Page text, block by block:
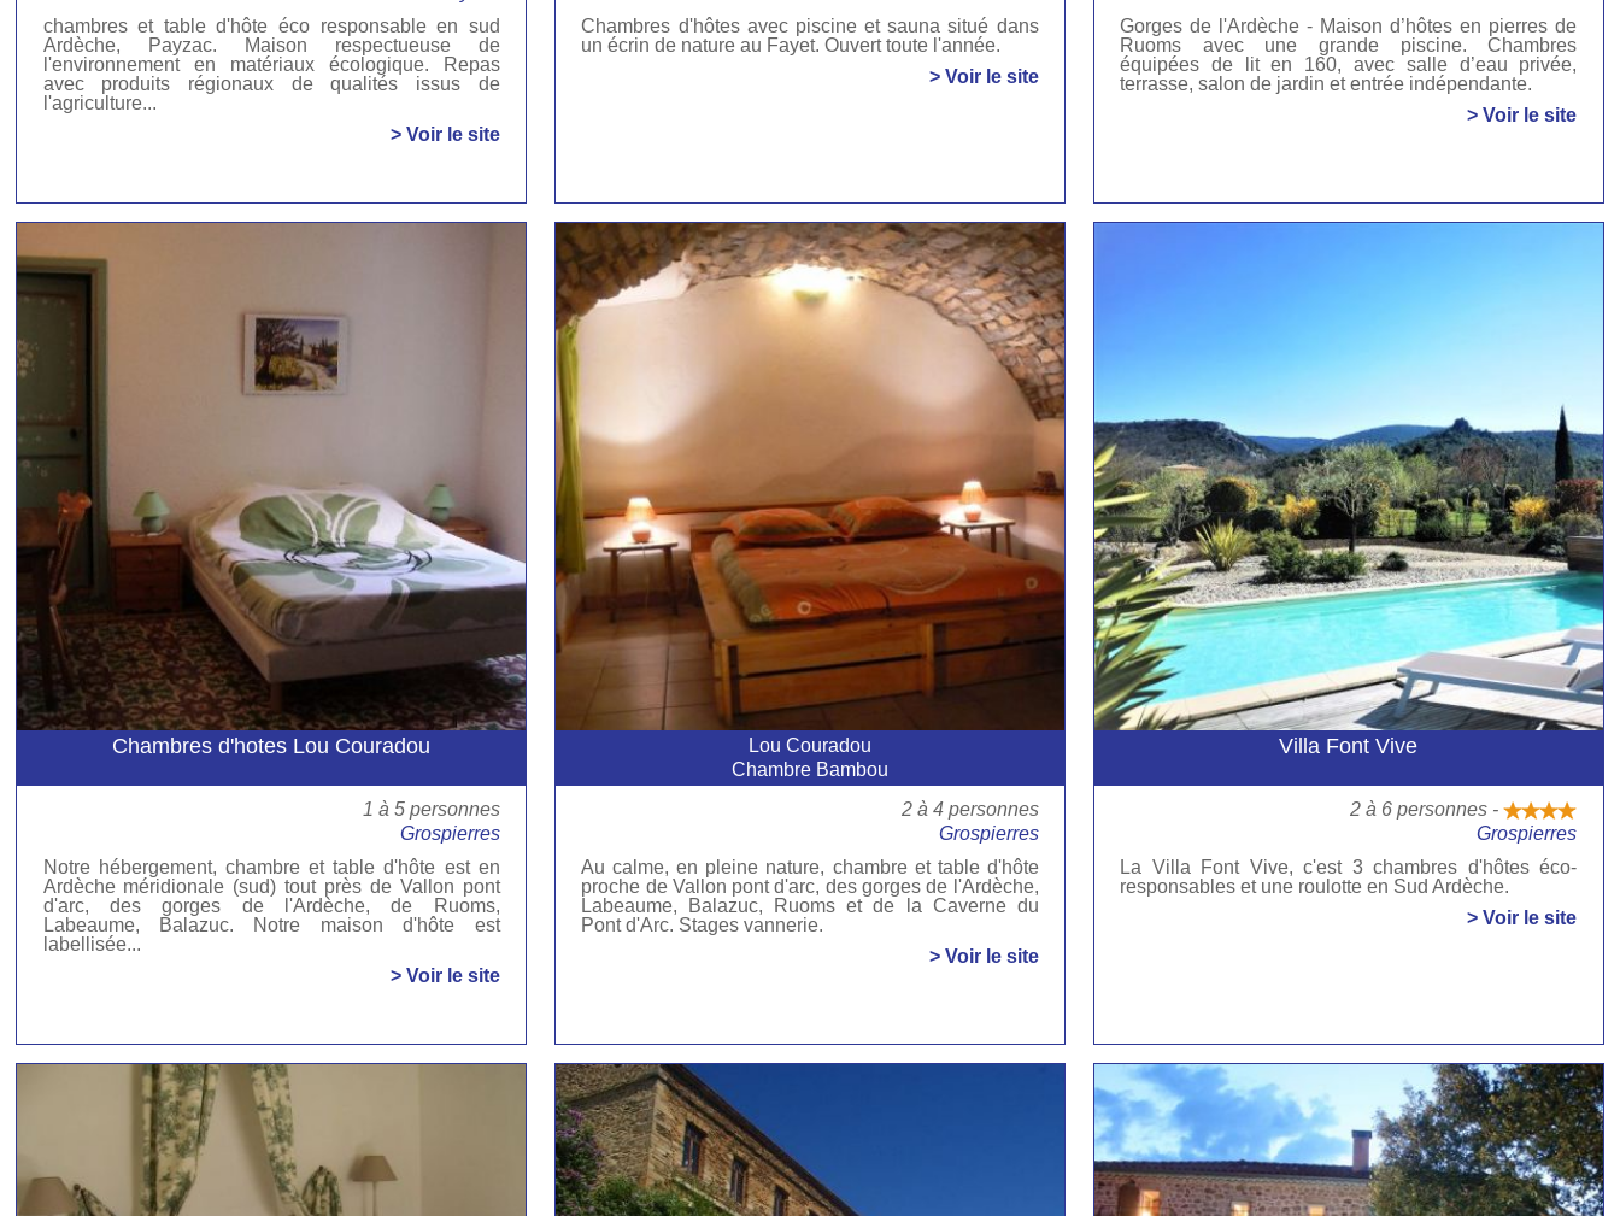
chambres et table d'hôte éco responsable en sud
Ardèche, Payzac. Maison respectueuse de
l'environnement en matériaux écologique. Repas
avec produits régionaux de qualités issus de
l'agriculture...
> Voir le site
Chambres d'hôtes avec piscine et sauna situé dans
un écrin de nature au Fayet. Ouvert toute l'année.
> Voir le site
Gorges de l'Ardèche - Maison d’hôtes en pierres de
Ruoms avec une grande piscine. Chambres
équipées de lit en 160, avec salle d’eau privée,
terrasse, salon de jardin et entrée indépendante.
> Voir le site
Chambres d'hotes Lou Couradou
1 à 5 personnes
Grospierres
Notre hébergement, chambre et table d'hôte est en
Ardèche méridionale (sud) tout près de Vallon pont
d'arc, des gorges de l'Ardèche, de Ruoms,
Labeaume, Balazuc. Notre maison d'hôte est
labellisée...
> Voir le site
Lou Couradou
Chambre Bambou
2 à 4 personnes
Grospierres
Au calme, en pleine nature, chambre et table d'hôte
proche de Vallon pont d'arc, des gorges de l'Ardèche,
Labeaume, Balazuc, Ruoms et de la Caverne du
Pont d'Arc. Stages vannerie.
> Voir le site
Villa Font Vive
2 à 6 personnes -
Grospierres
La Villa Font Vive, c'est 3 chambres d'hôtes éco-
responsables et une roulotte en Sud Ardèche.
> Voir le site